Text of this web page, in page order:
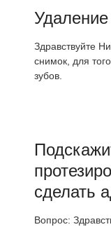
Удаление
Здравствуйте
снимок, для
зубов.
сделать
Вопрос: